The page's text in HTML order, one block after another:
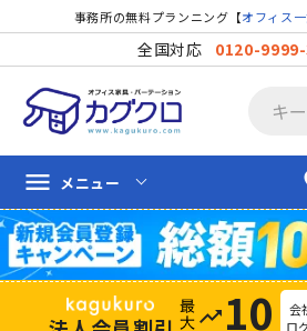
事務所の無料プランニング【オフィス
全国対応 0120-
menu メニュー
trending_up 10
会
ロ